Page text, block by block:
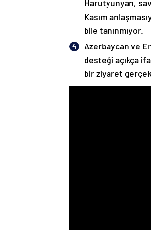
Harutyunyan,
Kasım
bile tanınmıyor.
Azerbaycan ve
desteği açıkça
bir ziyaret